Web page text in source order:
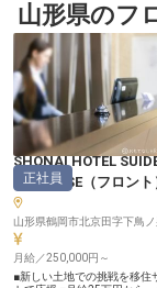
山形県のフ
SHONAI HOTEL
TERRASSE（フロント
正社員
月給／250,000円～
■新しい土地での挑戦を移住